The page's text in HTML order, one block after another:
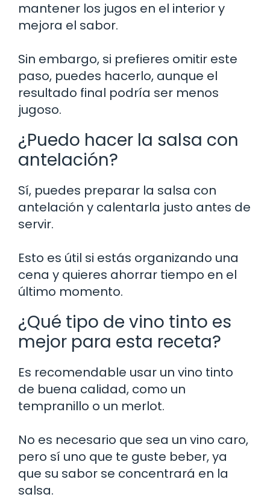
mantener los jugos en el interior y
mejora el sabor.
Sin embargo, si prefieres omitir este
paso, puedes hacerlo, aunque el
resultado final podría ser menos
jugoso.
¿Puedo hacer la salsa con
antelación?
Sí, puedes preparar la salsa con
antelación y calentarla justo antes de
servir.
Esto es útil si estás organizando una
cena y quieres ahorrar tiempo en el
último momento.
¿Qué tipo de vino tinto es
mejor para esta receta?
Es recomendable usar un vino tinto
de buena calidad, como un
tempranillo o un merlot.
No es necesario que sea un vino caro,
pero sí uno que te guste beber, ya
que su sabor se concentrará en la
salsa.